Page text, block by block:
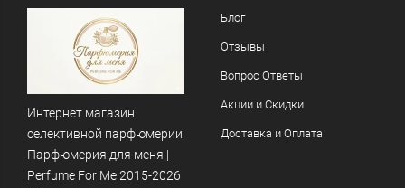
Интернет магазин
селективной парфюмерии
Парфюмерия для меня |
Perfume For Me 2015-2026
Блог
Отзывы
Вопрос Ответы
Акции и Скидки
Доставка и Оплата